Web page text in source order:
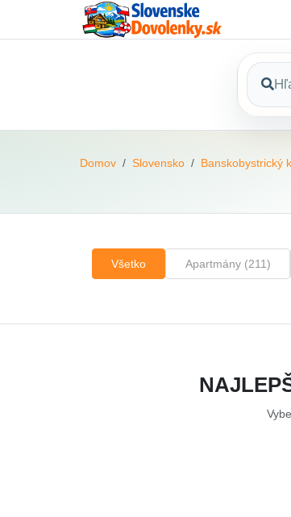
Domov Slovensko Banskobystrický
Všetko Apartmány (211)